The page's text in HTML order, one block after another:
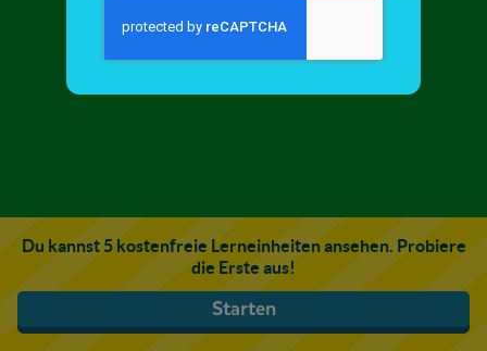
Du kannst 5 kostenfreie Lerneinheiten ansehen. Probiere
die Erste aus!
Starten